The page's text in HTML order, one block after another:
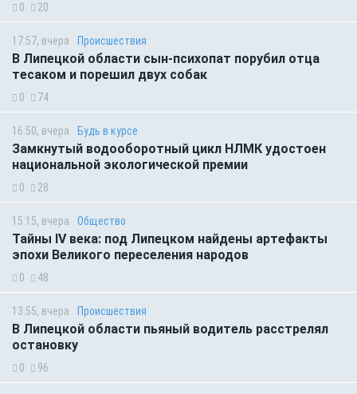
0 20
17:57, вчера Происшествия
В Липецкой области сын-психопат порубил отца
тесаком и порешил двух собак
0 74
16:50, вчера Будь в курсе
Замкнутый водооборотный цикл НЛМК удостоен
национальной экологической премии
0 28
15:15, вчера Общество
Тайны IV века: под Липецком найдены артефакты
эпохи Великого переселения народов
0 48
13:55, вчера Происшествия
В Липецкой области пьяный водитель расстрелял
остановку
0 96